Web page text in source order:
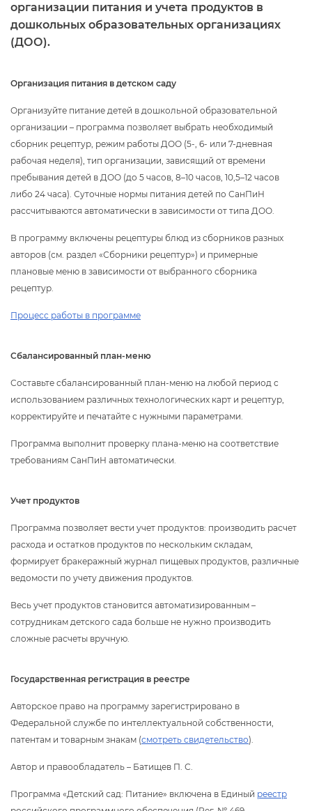
организации питания и учета продукто
дошкольных образовательных организациях
(ДОО).
Организация питания в детском саду
Организуйте питание детей в дошкольной образовательной
организации – программа позволяет выбрать необходимый
сборник рецептур, режим работы ДОО (5-, 6- или 7-дневная
рабочая неделя), тип организации, зависящий от времени
пребывания детей в ДОО (до 5 часов, 8–10 часов, 10,5–12 часо
либо 24 часа). Суточные нормы питания детей по СанПиН
рассчитываются автоматически в зависимости от типа ДОО.
программу включены рецептуры блюд из сборников разных
авторов (см. раздел «Сборники рецептур») и примерные
плановые меню в зависимости от выбранного сборника
рецептур.
Процесс работы в программе
Сбалансированный план-меню
Составьте сбалансированный план-меню на любой период с
использованием различных технологических карт и рецептур,
корректируйте и печатайте с нужными параметрами.
Программа выполнит проверку плана-меню на соответствие
требованиям СанПиН автоматически.
Учет продукто
Программа позволяет вести учет продуктов: производить расчет
расхода и остатков продуктов по нескольким складам,
формирует бракеражный журнал пищевых продуктов, различные
едомости по учету движения продуктов.
есь учет продуктов становится автоматизированным –
сотрудникам детского сада больше не нужно производить
сложные расчеты вручную.
Государственная регистрация в реестре
Авторское право на программу зарегистрировано
Федеральной службе по интеллектуальной собственности,
патентам и товарным знакам (смотреть свидетельство).
Автор и правообладатель – Батищев П. С.
Программа «Детский сад: Питание» включена в Единый реестр